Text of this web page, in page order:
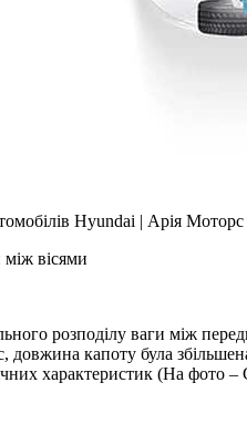
між вісями
розподілу ваги між
довжина капоту була
характеристик (На фото